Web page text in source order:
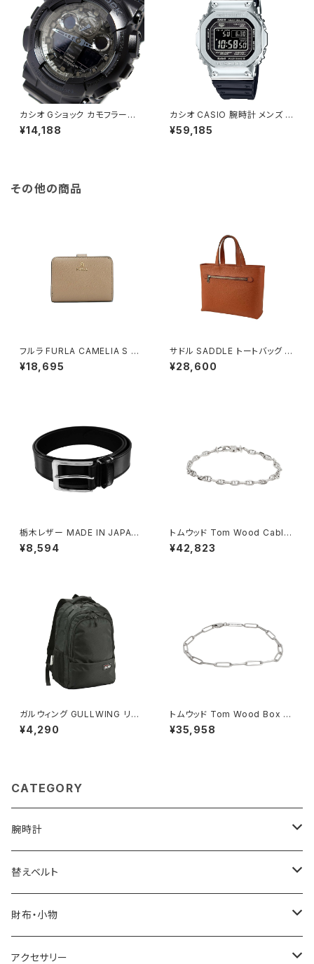
カシオ Gショック カモフラージュ
ダイアル メンズ 腕時計 GA-10
0CF-1A シルバー シルバー
¥14,188
カシオ CASIO 腕時計 メンズ G
MW-B5000-1JF G-SHOCK
クォーツ ブラック シルバー国内
¥59,185
その他の商品
フルラ FURLA CAMELIA S C
OMPACT WALLETS 二つ折り
財布 wp00315-are000-125
¥18,695
サドル SADDLE トートバッグ ミ
ニトート 牛革 本革 日本製 姫路
産 自立 53447-17h メンズ レ
¥28,600
栃木レザー MADE IN JAPAN
ベルト 本革 日本製 メイドイン
ジャパン 50051665-black メ
¥8,594
トムウッド Tom Wood Cable
Bracelet ブレスレット 10008
7-65 シルバー
¥42,823
ガルウィング GULLWING リュ
ック 23L 軽量 大容量 デイパッ
ク 42603-1h メンズ ブラック
¥4,290
トムウッド Tom Wood Box Br
acelet ブレスレット 100066-
77 シルバー
¥35,958
CATEGORY
腕時計
ELGIN
SALVATORE MARRA
CASIO
替えベルト
COACH
DANIEL WELLINGTON
財布・小物
SONNE
アクセサリー